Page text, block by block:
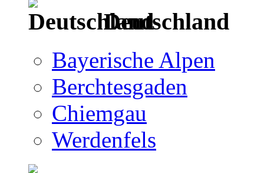
Deutschland
Bayerische Alpen
Berchtesgaden
Chiemgau
Werdenfels